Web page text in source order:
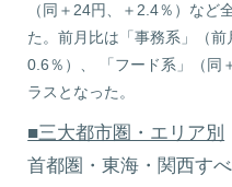
（同＋24円、＋2.4％）など
た。前月比は「事務系」（
0.6％）、 「フード系」（同
ラスとなった。
■三大都市圏・エリア別
首都圏・東海・関西す